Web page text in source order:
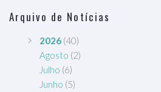
Arquivo de Notícias
2026 (40)
Agosto (2)
Julho (6)
Junho (5)